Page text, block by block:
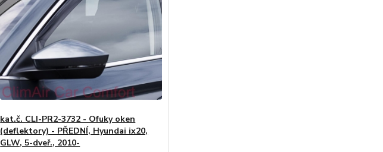
kat.č. CLI-PR2-3732 - Ofuky oken
(deflektory) - PŘEDNÍ, Hyundai ix20,
GLW, 5-dveř., 2010-